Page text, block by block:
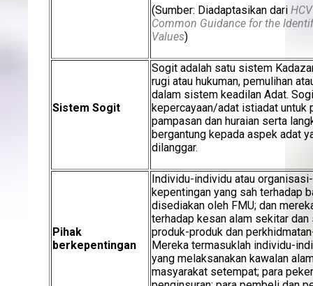
(Sumber: Diadaptasikan dari
Common Guidance for the
Values)
Sistem Sogit
Sogit adalah satu sistem
rugi atau hukuman, pemulihan
dalam sistem keadilan Adat.
kepercayaan/adat istiadat untuk
pampasan dan huraian serta
bergantung kepada aspek adat
dilanggar.
Pihak
berkepentingan
Individu-individu atau
kepentingan yang sah terhadap
disediakan oleh FMU; dan
terhadap kesan alam sekitar
produk-produk dan
Mereka termasuklah individu-
yang melaksanakan kawalan
masyarakat setempat; para